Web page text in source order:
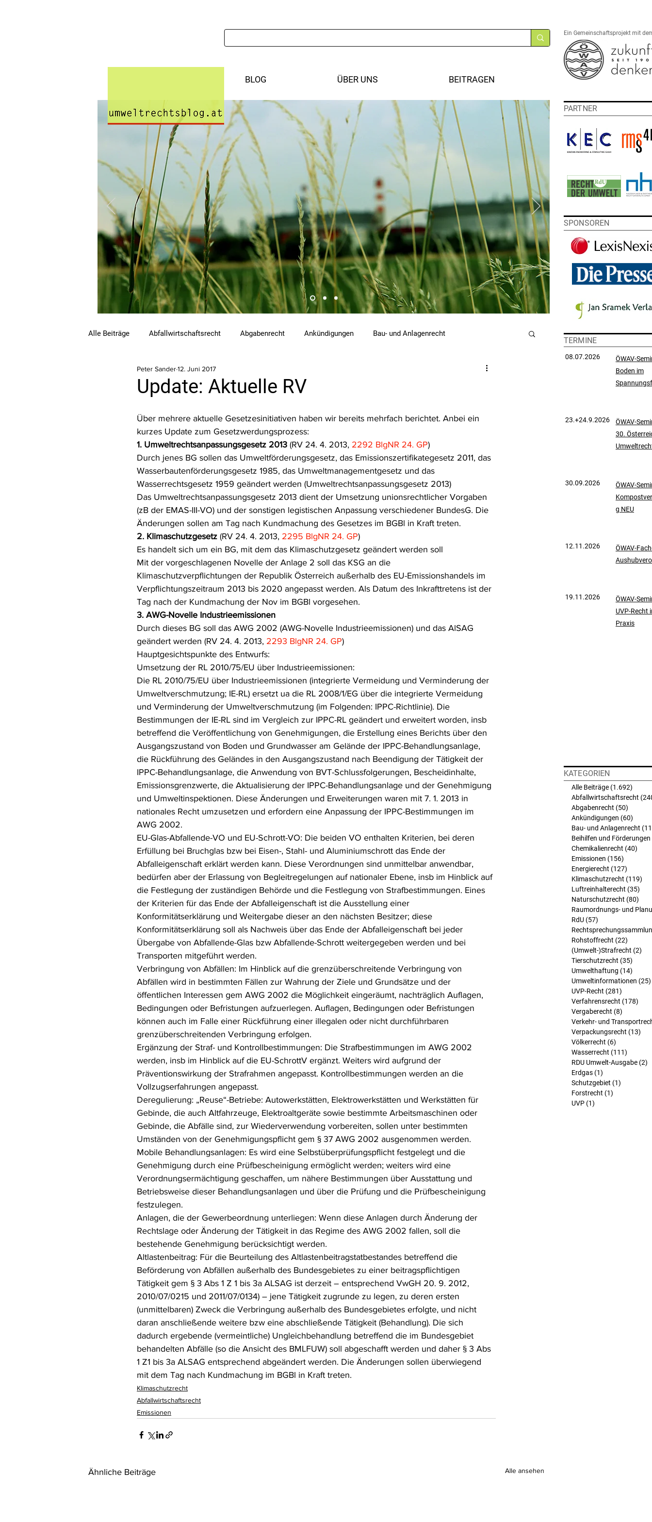
BLOG ÜBER UNS BEITRAGEN
Ein Gemeinschaftsprojekt mit
Alle Beiträge Abfallwirtschaftsrecht Abgabenrecht Ankündigungen Bau- und Anlagenrecht
Beihilfen und Förderungen Chemikalienrecht
Rohstoffrecht (Umwelt-)Strafrecht Tierschutzrecht Umwelthaftung Umweltinformationen
Verfahrensrecht Vergaberecht Verkehr- und Transportrecht Verpackungsrecht Völkerrecht
Wasserrecht RDU Umwelt-Ausgabe Erdgas Schutzgebiet Forstrecht
Update: Aktuelle RV
Peter Sander12. Juni 2017
Über mehrere aktuelle Gesetzesinitiativen haben wir bereits mehrfach berichtet. Anbei ein
kurzes Update zum Gesetzwerdungsprozess:
1. Umweltrechtsanpassungsgesetz 2013 (RV 24. 4. 2013, 2292 BlgNR 24. GP)
Durch jenes BG sollen das Umweltförderungsgesetz, das Emissionszertifikategesetz 2011, das
Wasserbautenförderungsgesetz 1985, das Umweltmanagementgesetz und das
Wasserrechtsgesetz 1959 geändert werden (Umweltrechtsanpassungsgesetz 2013)
Das Umweltrechtsanpassungsgesetz 2013 dient der Umsetzung unionsrechtlicher Vorgaben
(zB der EMAS-III-VO) und der sonstigen legistischen Anpassung verschiedener BundesG. Die
Änderungen sollen am Tag nach Kundmachung des Gesetzes im BGBl in Kraft treten.
2. Klimaschutzgesetz (RV 24. 4. 2013, 2295 BlgNR 24. GP)
Es handelt sich um ein BG, mit dem das Klimaschutzgesetz geändert werden soll
Mit der vorgeschlagenen Novelle der Anlage 2 soll das KSG an die
Klimaschutzverpflichtungen der Republik Österreich außerhalb des EU-Emissionshandels im
Verpflichtungszeitraum 2013 bis 2020 angepasst werden. Als Datum des Inkrafttretens ist der
Tag nach der Kundmachung der Nov im BGBl vorgesehen.
3. AWG-Novelle Industrieemissionen
Durch dieses BG soll das AWG 2002 (AWG-Novelle Industrieemissionen) und das AlSAG
geändert werden (RV 24. 4. 2013, 2293 BlgNR 24. GP)
Hauptgesichtspunkte des Entwurfs:
Umsetzung der RL 2010/75/EU über Industrieemissionen:
Die RL 2010/75/EU über Industrieemissionen (integrierte Vermeidung und Verminderung der
Umweltverschmutzung; IE-RL) ersetzt ua die RL 2008/1/EG über die integrierte Vermeidung
und Verminderung der Umweltverschmutzung (im Folgenden: IPPC-Richtlinie). Die
Bestimmungen der IE-RL sind im Vergleich zur IPPC-RL geändert und erweitert worden, insb
betreffend die Veröffentlichung von Genehmigungen, die Erstellung eines Berichts über den
Ausgangszustand von Boden und Grundwasser am Gelände der IPPC-Behandlungsanlage,
die Rückführung des Geländes in den Ausgangszustand nach Beendigung der Tätigkeit der
IPPC-Behandlungsanlage, die Anwendung von BVT-Schlussfolgerungen, Bescheidinhalte,
Emissionsgrenzwerte, die Aktualisierung der IPPC-Behandlungsanlage und der Genehmigung
und Umweltinspektionen. Diese Änderungen und Erweiterungen waren mit 7. 1. 2013 in
nationales Recht umzusetzen und erfordern eine Anpassung der IPPC-Bestimmungen im
AWG 2002.
EU-Glas-Abfallende-VO und EU-Schrott-VO: Die beiden VO enthalten Kriterien, bei deren
Erfüllung bei Bruchglas bzw bei Eisen-, Stahl- und Aluminiumschrott das Ende der
Abfalleigenschaft erklärt werden kann. Diese Verordnungen sind unmittelbar anwendbar,
bedürfen aber der Erlassung von Begleitregelungen auf nationaler Ebene, insb im Hinblick auf
die Festlegung der zuständigen Behörde und die Festlegung von Strafbestimmungen. Eines
der Kriterien für das Ende der Abfalleigenschaft ist die Ausstellung einer
Konformitätserklärung und Weitergabe dieser an den nächsten Besitzer; diese
Konformitätserklärung soll als Nachweis über das Ende der Abfalleigenschaft bei jeder
Übergabe von Abfallende-Glas bzw Abfallende-Schrott weitergegeben werden und bei
Transporten mitgeführt werden.
Verbringung von Abfällen: Im Hinblick auf die grenzüberschreitende Verbringung von
Abfällen wird in bestimmten Fällen zur Wahrung der Ziele und Grundsätze und der
öffentlichen Interessen gem AWG 2002 die Möglichkeit eingeräumt, nachträglich Auflagen,
Bedingungen oder Befristungen aufzuerlegen. Auflagen, Bedingungen oder Befristungen
können auch im Falle einer Rückführung einer illegalen oder nicht durchführbaren
grenzüberschreitenden Verbringung erfolgen.
Ergänzung der Straf- und Kontrollbestimmungen: Die Strafbestimmungen im AWG 2002
werden, insb im Hinblick auf die EU-SchrottV ergänzt. Weiters wird aufgrund der
Präventionswirkung der Strafrahmen angepasst. Kontrollbestimmungen werden an die
Vollzugserfahrungen angepasst.
Deregulierung: „Reuse“-Betriebe: Autowerkstätten, Elektrowerkstätten und Werkstätten für
Gebinde, die auch Altfahrzeuge, Elektroaltgeräte sowie bestimmte Arbeitsmaschinen oder
Gebinde, die Abfälle sind, zur Wiederverwendung vorbereiten, sollen unter bestimmten
Umständen von der Genehmigungspflicht gem § 37 AWG 2002 ausgenommen werden.
Mobile Behandlungsanlagen: Es wird eine Selbstüberprüfungspflicht festgelegt und die
Genehmigung durch eine Prüfbescheinigung ermöglicht werden; weiters wird eine
Verordnungsermächtigung geschaffen, um nähere Bestimmungen über Ausstattung und
Betriebsweise dieser Behandlungsanlagen und über die Prüfung und die Prüfbescheinigung
festzulegen.
Anlagen, die der Gewerbeordnung unterliegen: Wenn diese Anlagen durch Änderung der
Rechtslage oder Änderung der Tätigkeit in das Regime des AWG 2002 fallen, soll die
bestehende Genehmigung berücksichtigt werden.
Altlastenbeitrag: Für die Beurteilung des Altlastenbeitragstatbestandes betreffend die
Beförderung von Abfällen außerhalb des Bundesgebietes zu einer beitragspflichtigen
Tätigkeit gem § 3 Abs 1 Z 1 bis 3a ALSAG ist derzeit – entsprechend VwGH 20. 9. 2012,
2010/07/0215 und 2011/07/0134) – jene Tätigkeit zugrunde zu legen, zu deren ersten
(unmittelbaren) Zweck die Verbringung außerhalb des Bundesgebietes erfolgte, und nicht
daran anschließende weitere bzw eine abschließende Tätigkeit (Behandlung). Die sich
dadurch ergebende (vermeintliche) Ungleichbehandlung betreffend die im Bundesgebiet
behandelten Abfälle (so die Ansicht des BMLFUW) soll abgeschafft werden und daher § 3 Abs
1 Z1 bis 3a ALSAG entsprechend abgeändert werden. Die Änderungen sollen überwiegend
mit dem Tag nach Kundmachung im BGBl in Kraft treten.
Klimaschutzrecht
Abfallwirtschaftsrecht
Emissionen
Ähnliche Beiträge Alle ansehen
Alle Beiträge (1.692)
Abfallwirtschaftsrecht
Abgabenrecht (50)
Ankündigungen (60)
Bau- und Anlagenrecht
Beihilfen und Förderungen
Chemikalienrecht (40)
Emissionen (156)
Energierecht (127)
Klimaschutzrecht (119)
Luftreinhalterecht (35)
Naturschutzrecht (80)
Raumordnungs- und
RdU (57)
Rohstoffrecht (22)
(Umwelt-)Strafrecht (2)
Tierschutzrecht (35)
Umwelthaftung (14)
Umweltinformationen (25)
UVP-Recht (281)
Verfahrensrecht (178)
Vergaberecht (8)
Verkehr- und
Verpackungsrecht (13)
Völkerrecht (6)
Wasserrecht (111)
RDU Umwelt-Ausgabe (2)
Erdgas (1)
Schutzgebiet (1)
Forstrecht (1)
UVP (1)
08.07.2026
ÖWAV-
Boden im
23.+24.9.2026
ÖWAV-
30.
30.09.2026
ÖWAV-
g NEU
12.11.2026
ÖWAV-
19.11.2026
ÖWAV-
UVP-Recht
Praxis
PARTNER
TERMINE
SPONSOREN
KATEGORIEN